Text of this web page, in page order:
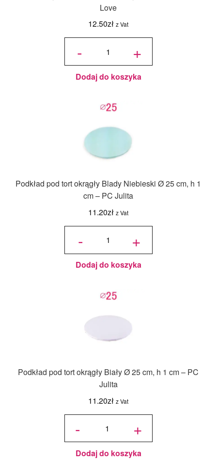
Love
12.50zł z Vat
-
ilość
mini 5
cm -
Złoty
Lustro -
Miniowe
+
Dodaj do koszyka
Podkład pod tort okrągły Blady Niebieski Ø 25 cm, h 1
cm – PC Julita
11.20zł z Vat
-
ilość
okrągły
Blady
Niebieski
Ø 25 cm,
h 1 cm -
+
Dodaj do koszyka
Podkład pod tort okrągły Biały Ø 25 cm, h 1 cm – PC
Julita
11.20zł z Vat
-
ilość
okrągły
Biały Ø
1 cm -
PC
+
Dodaj do koszyka